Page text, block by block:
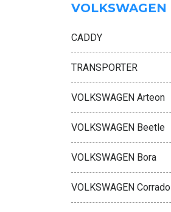
VOLKSWAGEN
CADDY
TRANSPORTER
VOLKSWAGEN Arteon
VOLKSWAGEN Beetle
VOLKSWAGEN Bora
VOLKSWAGEN Corrado